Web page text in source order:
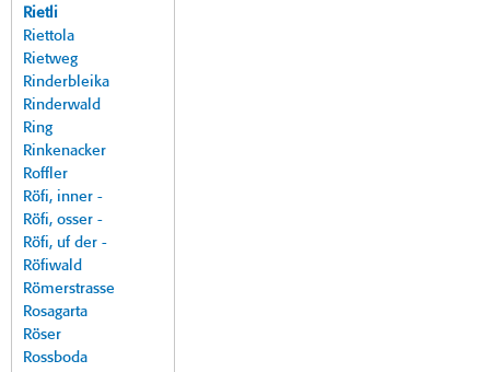
Rietli
Riettola
Rietweg
Rinderbleika
Rinderwald
Ring
Rinkenacker
Roffler
Röfi, inner -
Röfi, osser -
Röfi, uf der -
Röfiwald
Römerstrasse
Rosagarta
Röser
Rossboda